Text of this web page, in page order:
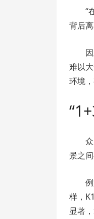
“
背后
难以
环境
景之
样，
显著